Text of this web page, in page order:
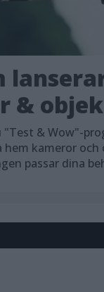
&
"Test & Wow"-
kameror
passar dina